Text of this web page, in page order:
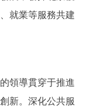
就業等服務共建
領導貫穿于推進
新。深化公共服